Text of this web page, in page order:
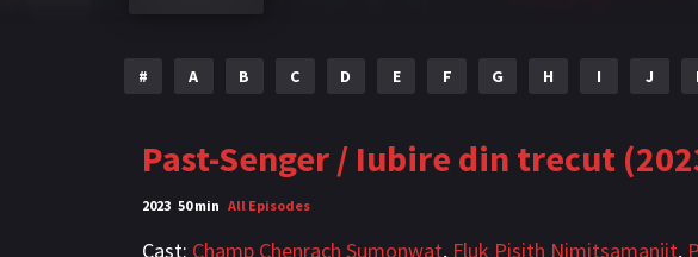
# A B C D E F G H I J
Past-Senger / Iubire din trecut
2023 50 min All Episodes
Cast: Champ Chenrach Sumonwat, Fluk Pisith Nimitsamanjit,